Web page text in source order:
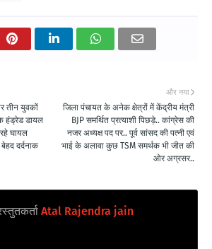
और नया
जिला पंचायत के अनेक क्षेत्रों में केंद्रीय मंत्री
BJP समर्थित प्रत्याशी पिछड़े.. कांग्रेस की
नजर अध्यक्ष पद पर.. पूर्व सांसद की पत्नी एवं
भाई के अलावा कुछ TSM समर्थक भी जीत की
ओर अग्रसर..
तीन युवकों
हंड्रेड डायल
घायल
दर्दनाक
Atal Rajendra jain